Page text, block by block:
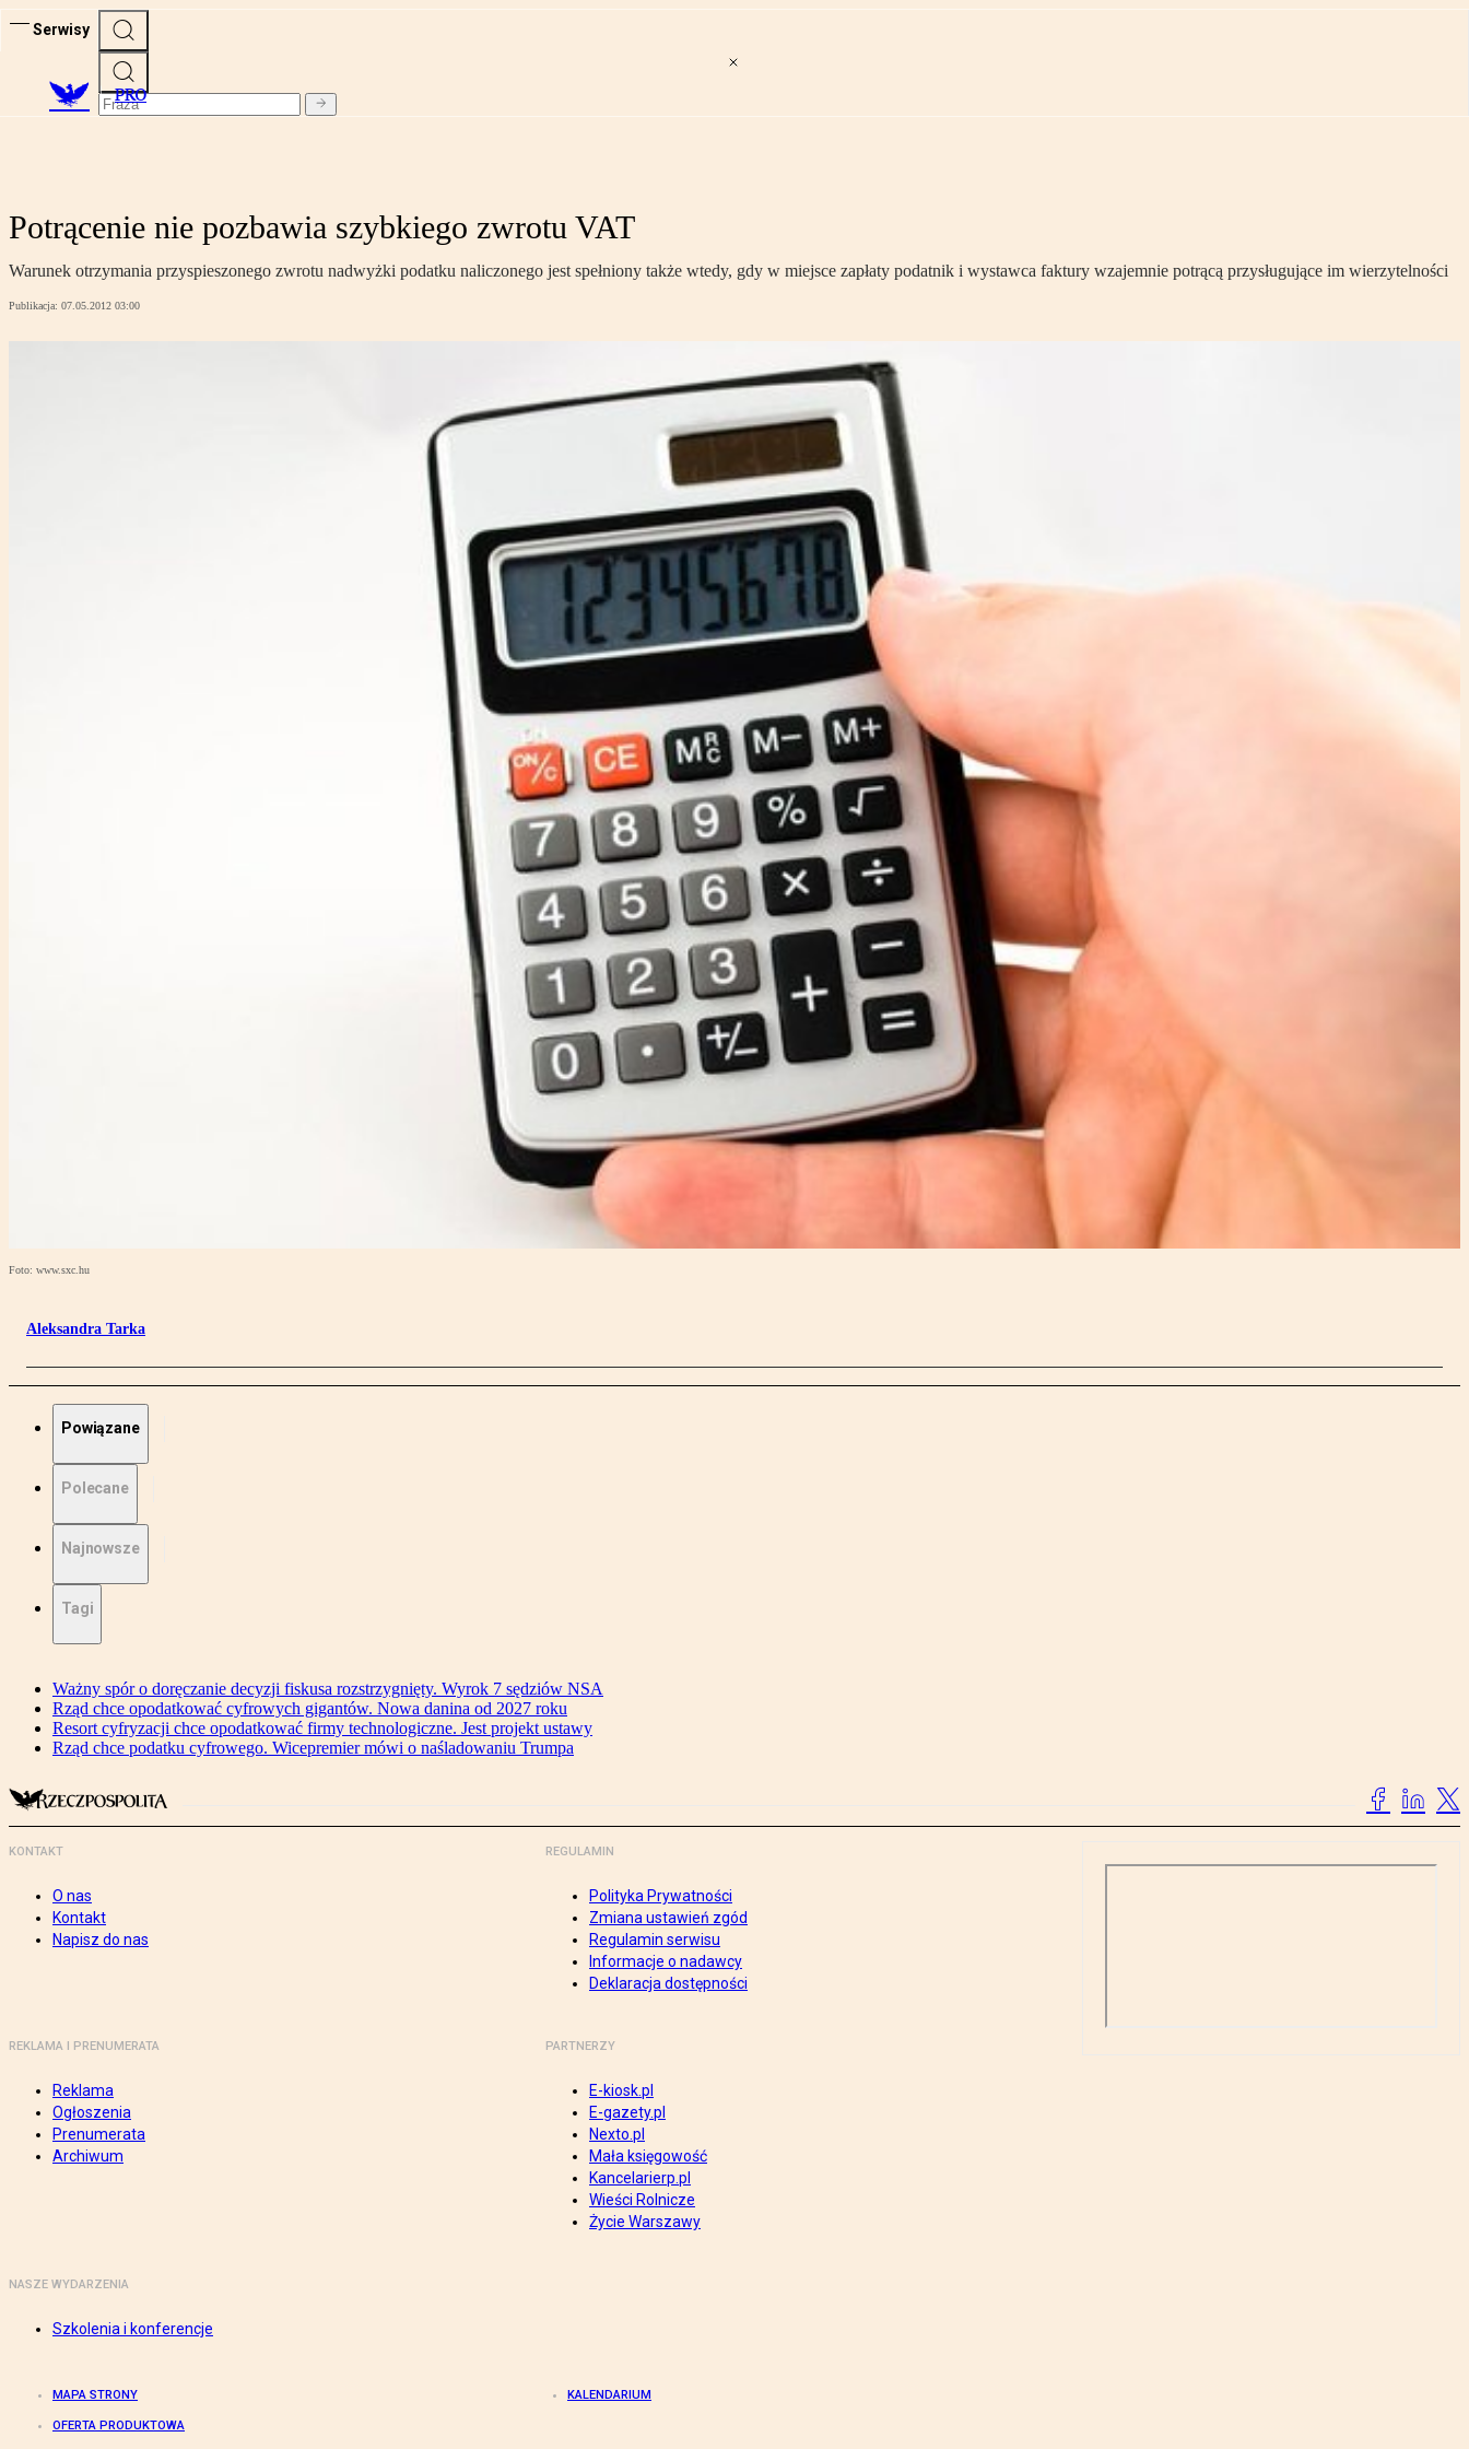
Serwisy
PRO
Potrącenie nie pozbawia szybkiego zwrotu VAT
Warunek otrzymania przyspieszonego zwrotu nadwyżki podatku naliczonego jest spełniony także wtedy, gdy w miejsce zapłaty podatnik i wystawca faktury wzajemnie potrącą przysługujące im wierzytelności
Publikacja: 07.05.2012 03:00
Foto: www.sxc.hu
Aleksandra Tarka
Powiązane
Polecane
Najnowsze
Tagi
Ważny spór o doręczanie decyzji fiskusa rozstrzygnięty. Wyrok 7 sędziów NSA
Rząd chce opodatkować cyfrowych gigantów. Nowa danina od 2027 roku
Resort cyfryzacji chce opodatkować firmy technologiczne. Jest projekt ustawy
Rząd chce podatku cyfrowego. Wicepremier mówi o naśladowaniu Trumpa
KONTAKT
O nas
Kontakt
Napisz do nas
REGULAMIN
Polityka Prywatności
Zmiana ustawień zgód
Regulamin serwisu
Informacje o nadawcy
Deklaracja dostępności
REKLAMA I PRENUMERATA
Reklama
Ogłoszenia
Prenumerata
Archiwum
PARTNERZY
E-kiosk.pl
E-gazety.pl
Nexto.pl
Mała księgowość
Kancelarierp.pl
Wieści Rolnicze
Życie Warszawy
NASZE WYDARZENIA
Szkolenia i konferencje
MAPA STRONY KALENDARIUM
OFERTA PRODUKTOWA